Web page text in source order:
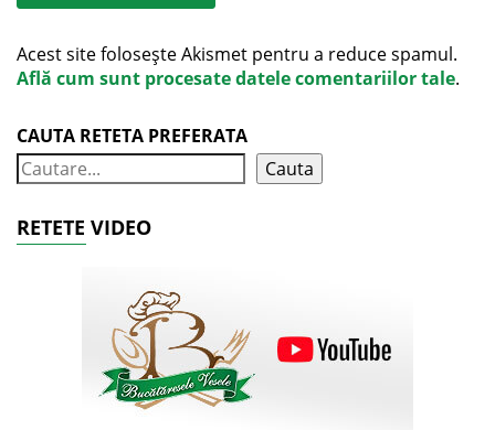
Acest site folosește Akismet pentru a reduce spamul.
Află cum sunt procesate datele comentariilor tale.
CAUTA RETETA PREFERATA
Cauta
RETETE VIDEO